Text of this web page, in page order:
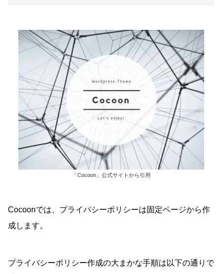
「Cocoon」公式サイトから引用
Cocoonでは、プライバシーポリシーは固定ページから作
成します。
プライバシーポリシー作成の大まかな手順は以下の通りで